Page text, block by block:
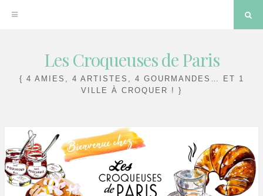
Les Croqueuses de Paris
{ 4 AMIES, 4 ARTISTES, 4 GOURMANDES… ET 1
VILLE À CROQUER ! }